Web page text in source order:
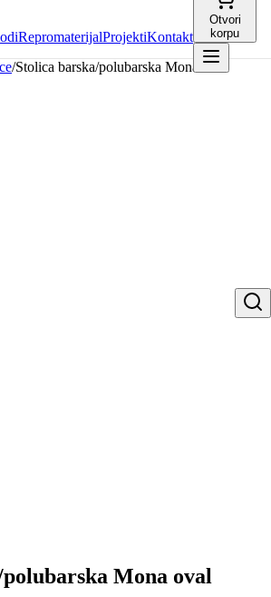
RepromaterijalProjektiKontakt
Otvori
korpu
/Stolica barska/polubarska Mona oval
Mona oval